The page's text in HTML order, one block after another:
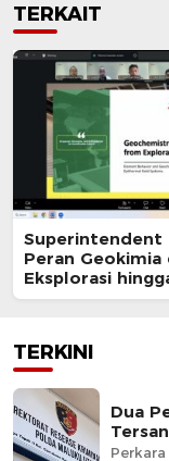
TERKAIT
Superintendent
Peran Geokimia
Eksplorasi
dalam Webinar
TERKINI
Dua
Perkara